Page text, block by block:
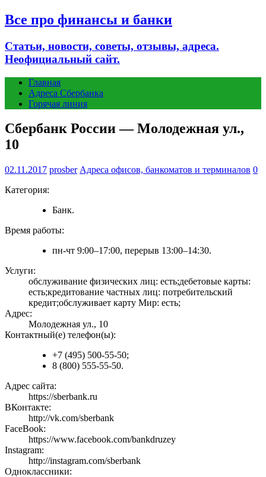
Все про финансы и банки
Статьи, новости, советы, отзывы, адреса.
Неофициальный сайт.
Главная
Адреса Сбербанка
Горячая линия
Сбербанк России — Молодежная ул.,
10
02.11.2017 prosber Адреса офисов, банкоматов и терминалов 0
Категория:
Банк.
Время работы:
пн-чт 9:00–17:00, перерыв 13:00–14:30.
Услуги:
обслуживание физических лиц: есть;дебетовые карты:
есть;кредитование частных лиц: потребительский
кредит;обслуживает карту Мир: есть;
Адрес:
Молодежная ул., 10
Контактный(е) телефон(ы):
+7 (495) 500-55-50;
8 (800) 555-55-50.
Адрес сайта:
https://sberbank.ru
ВКонтакте:
http://vk.com/sberbank
FaceBook:
https://www.facebook.com/bankdruzey
Instagram:
http://instagram.com/sberbank
Одноклассники: